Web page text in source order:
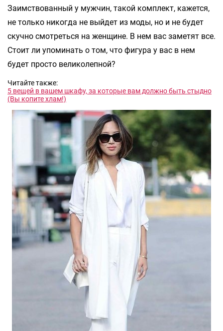
Заимствованный у мужчин, такой комплект, кажется,
не только никогда не выйдет из моды, но и не будет
скучно смотреться на женщине. В нем вас заметят все.
Стоит ли упоминать о том, что фигура у вас в нем
будет просто великолепной?
Читайте также:
5 вещей в вашем шкафу, за которые вам должно быть стыдно
(Вы копите хлам!)